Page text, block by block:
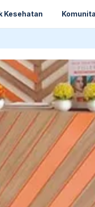
Kesehatan